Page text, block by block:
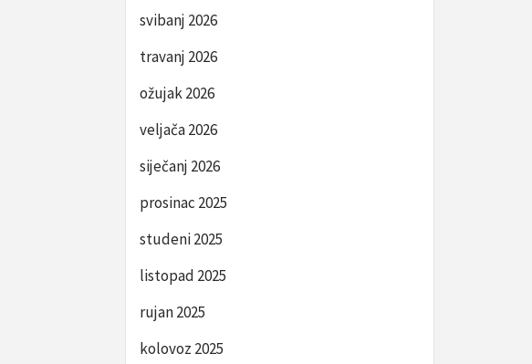
svibanj 2026
travanj 2026
ožujak 2026
veljača 2026
siječanj 2026
prosinac 2025
studeni 2025
listopad 2025
rujan 2025
kolovoz 2025